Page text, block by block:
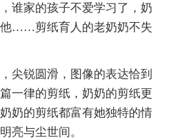
谁家的孩子不爱学习了，奶
……剪纸育人的老奶奶不失
尖锐圆滑，图像的表达恰到
一律的剪纸，奶奶的剪纸更
奶的剪纸都富有她独特的情
亮与尘世间。